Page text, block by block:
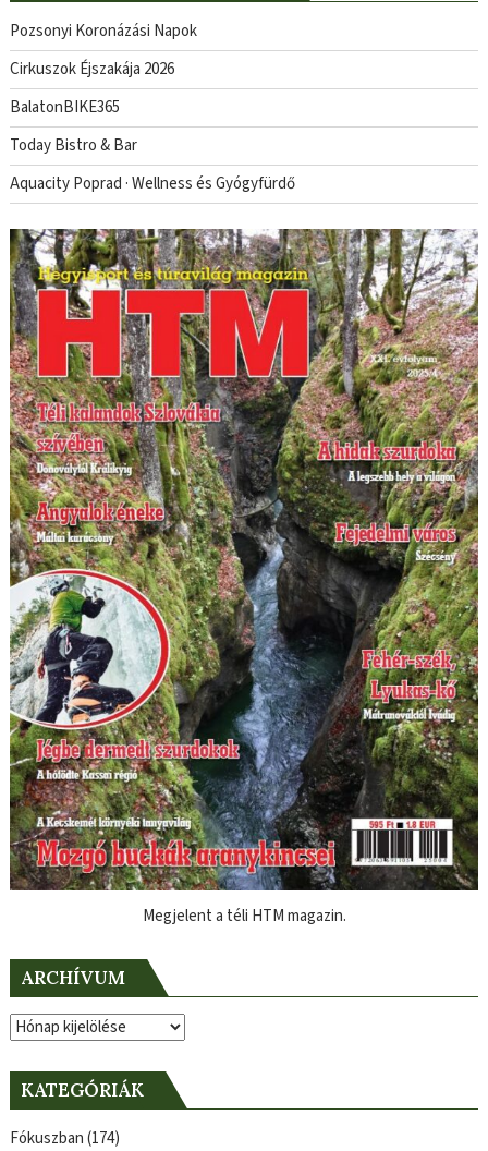
Pozsonyi Koronázási Napok
Cirkuszok Éjszakája 2026
BalatonBIKE365
Today Bistro & Bar
Aquacity Poprad · Wellness és Gyógyfürdő
Megjelent a téli HTM magazin.
ARCHÍVUM
Archívum
KATEGÓRIÁK
Fókuszban(174)